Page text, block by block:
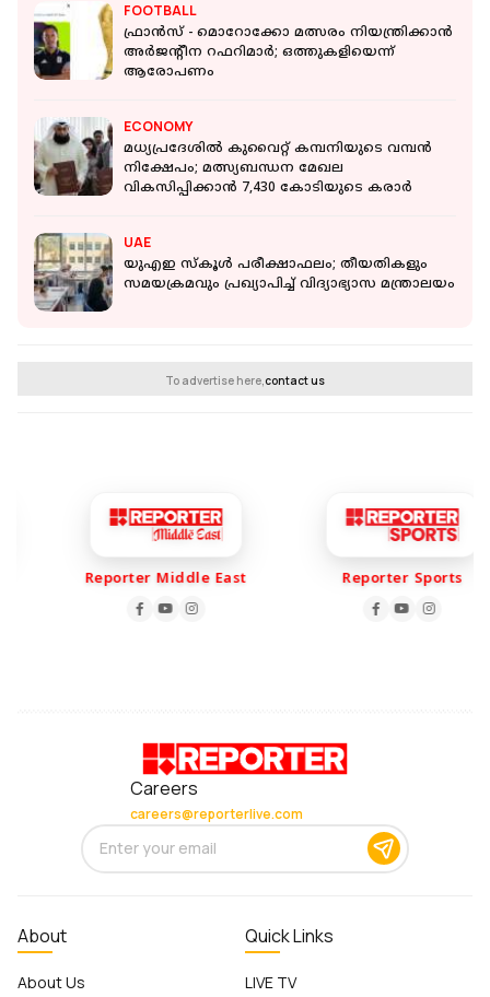
FOOTBALL
ഫ്രാൻസ് - മൊറോക്കോ മത്സരം നിയന്ത്രിക്കാൻ
അര്‍ജന്‍റീന റഫറിമാര്‍; ഒത്തുകളിയെന്ന്
ആരോപണം
ECONOMY
മധ്യപ്രദേശിൽ കുവൈറ്റ് കമ്പനിയുടെ വമ്പൻ
നിക്ഷേപം; മത്സ്യബന്ധന മേഖല
വികസിപ്പിക്കാൻ 7,430 കോടിയുടെ കരാർ
UAE
യുഎഇ സ്കൂൾ പരീക്ഷാഫലം; തീയതികളും
സമയക്രമവും പ്രഖ്യാപിച്ച് വിദ്യാഭ്യാസ മന്ത്രാലയം
To advertise here,contact us
Reporter Middle East Reporter Sports
Careers
careers@reporterlive.com
About
About Us
Quick Links
LIVE TV